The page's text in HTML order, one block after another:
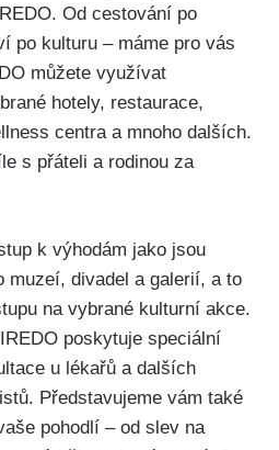
Od cestování po
po kulturu – máme pro vás
můžete využívat
hotely, restaurace,
centra a mnoho dalších.
s přáteli a rodinou za
k výhodám jako jsou
muzeí, divadel a galerií, a to
na vybrané kulturní akce.
poskytuje speciální
u lékařů a dalších
Představujeme vám také
pohodlí – od slev na